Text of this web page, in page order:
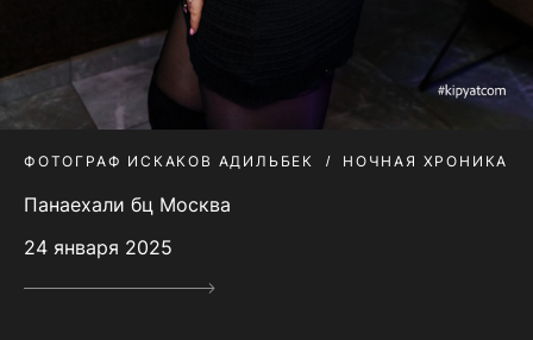
ФОТОГРАФ ИСКАКОВ АДИЛЬБЕК НОЧНАЯ ХРОНИКА
Панаехали бц Москва
24 января 2025